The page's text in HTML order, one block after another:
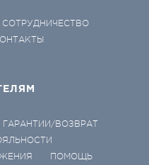
СОТРУДНИЧЕСТВО
ГАРАНТИИ/ВОЗВРАТ
ПОМОЩЬ